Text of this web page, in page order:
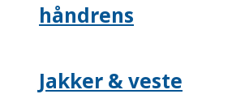
håndrens
Jakker & veste